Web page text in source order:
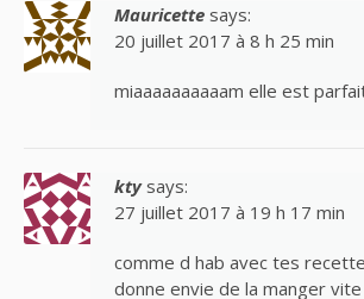
Mauricette says:
20 juillet 2017 à 8 h 25 min
miaaaaaaaaaam elle est
kty says:
27 juillet 2017 à 19 h 17 min
comme d hab avec tes
donne envie de la manger